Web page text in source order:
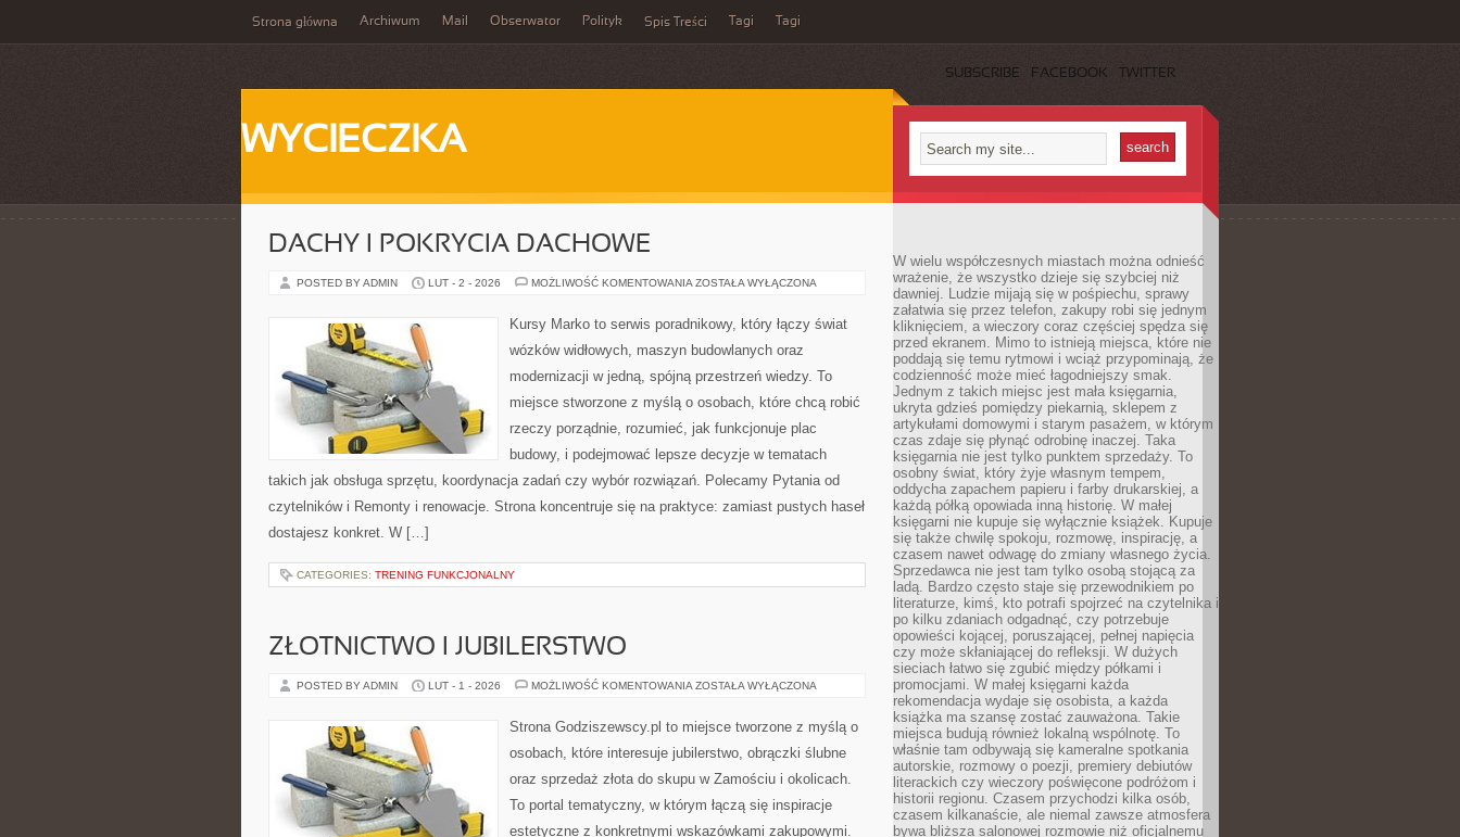
Strona główna Archiwum Mail Obserwator Polityk Spis Treści Tagi Tagi
SUBSCRIBE FACEBOOK TWITTER
WYCIECZKA
DACHY I POKRYCIA DACHOWE
POSTED BY ADMIN LUT - 2 - 2026 MOŻLIWOŚĆ KOMENTOWANIA DACHY
DACHOWE
ZOSTAŁA WYŁĄCZONA
Kursy Marko to serwis poradnikowy, który łączy świat
wózków widłowych, maszyn budowlanych oraz
modernizacji w jedną, spójną przestrzeń wiedzy. To
miejsce stworzone z myślą o osobach, które chcą robić
rzeczy porządnie, rozumieć, jak funkcjonuje plac
budowy, i podejmować lepsze decyzje w tematach
takich jak obsługa sprzętu, koordynacja zadań czy wybór rozwiązań. Polecamy Pytania od
czytelników i Remonty i renowacje. Strona koncentruje się na praktyce: zamiast pustych haseł
dostajesz konkret. W […]
CATEGORIES: TRENING FUNKCJONALNY
ZŁOTNICTWO I JUBILERSTWO
POSTED BY ADMIN LUT - 1 - 2026 MOŻLIWOŚĆ KOMENTOWANIA ZŁOTNICTWO
ZOSTAŁA WYŁĄCZONA
Strona Godziszewscy.pl to miejsce tworzone z myślą o
osobach, które interesuje jubilerstwo, obrączki ślubne
oraz sprzedaż złota do skupu w Zamościu i okolicach.
To portal tematyczny, w którym łączą się inspiracje
estetyczne z konkretnymi wskazówkami zakupowymi.
W wielu współczesnych miastach można odnieść
wrażenie, że wszystko dzieje się szybciej niż
dawniej. Ludzie mijają się w pośpiechu, sprawy
załatwia się przez telefon, zakupy robi się jednym
kliknięciem, a wieczory coraz częściej spędza się
przed ekranem. Mimo to istnieją miejsca, które nie
poddają się temu rytmowi i wciąż przypominają, że
codzienność może mieć łagodniejszy smak.
Jednym z takich miejsc jest mała księgarnia,
ukryta gdzieś pomiędzy piekarnią, sklepem z
artykułami domowymi i starym pasażem, w którym
czas zdaje się płynąć odrobinę inaczej. Taka
księgarnia nie jest tylko punktem sprzedaży. To
osobny świat, który żyje własnym tempem,
oddycha zapachem papieru i farby drukarskiej, a
każdą półką opowiada inną historię. W małej
księgarni nie kupuje się wyłącznie książek. Kupuje
się także chwilę spokoju, rozmowę, inspirację, a
czasem nawet odwagę do zmiany własnego życia.
Sprzedawca nie jest tam tylko osobą stojącą za
ladą. Bardzo często staje się przewodnikiem po
literaturze, kimś, kto potrafi spojrzeć na czytelnika i
po kilku zdaniach odgadnąć, czy potrzebuje
opowieści kojącej, poruszającej, pełnej napięcia
czy może skłaniającej do refleksji. W dużych
sieciach łatwo się zgubić między półkami i
promocjami. W małej księgarni każda
rekomendacja wydaje się osobista, a każda
książka ma szansę zostać zauważona. Takie
miejsca budują również lokalną wspólnotę. To
właśnie tam odbywają się kameralne spotkania
autorskie, rozmowy o poezji, premiery debiutów
literackich czy wieczory poświęcone podróżom i
historii regionu. Czasem przychodzi kilka osób,
czasem kilkanaście, ale niemal zawsze atmosfera
bywa bliższa salonowej rozmowie niż oficjalnemu